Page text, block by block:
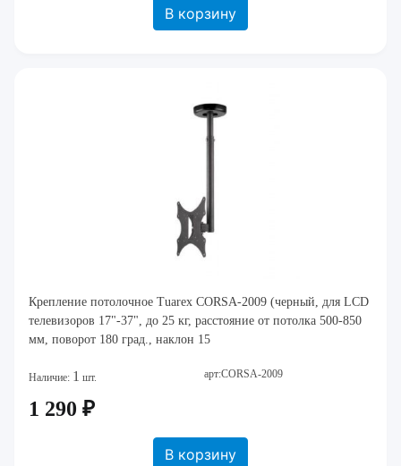
В корзину
Крепление потолочное Tuarex CORSA-2009 (черный, для LCD
телевизоров 17"-37", до 25 кг, расстояние от потолка 500-850
мм, поворот 180 град., наклон 15
Наличие: 1 шт. арт:CORSA-2009
1 290 ₽
В корзину